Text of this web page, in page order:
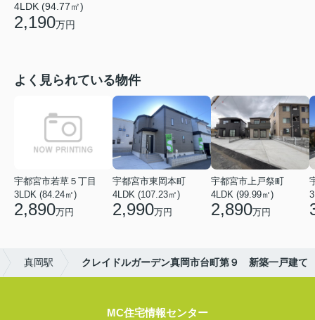
4LDK (94.77㎡)
2,190万円
よく見られている物件
宇都宮市若草５丁目
3LDK (84.24㎡)
2,890万円
宇都宮市東岡本町
4LDK (107.23㎡)
2,990万円
宇都宮市上戸祭町
4LDK (99.99㎡)
2,890万円
真岡駅 クレイドルガーデン真岡市台町第９ 新築一戸建て
MC住宅情報センター